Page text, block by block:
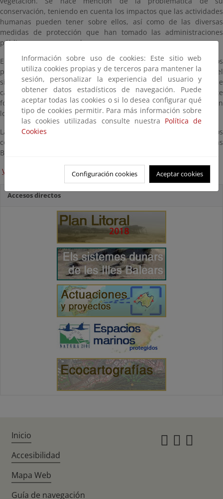
conservación, teniendo en cuenta los impactos que las actividades
humanas pueden tener sobre ellos, así como de las diversas
medidas de protección que han tomado las administraciones
públicas para preservarlos.
En una segunda parte se lleva a cabo un recorrido a través de los
principales sistemas dunares de las Islas Baleares, mediante el
sistema de una ficha básica con las características esenciales de
cada uno de ellos. Esa parte del trabajo se ha ilustrado mediante
fotografías representativas, así como mapas e imágenes aéreas en
los que se localizan los mismos.
Las fotografías y ejemplos corresponden, incluso en los
contenidos de carácter general al ámbito territorial de las Islas
Baleares.
Ver presentación (en catalán)
Accesos directos
Información sobre uso de cookies: Este sitio web
utiliza cookies propias y de terceros para mantener la
sesión, personalizar la experiencia del usuario y
obtener datos estadísticos de navegación. Puede
aceptar todas las cookies o si lo desea configurar qué
tipo de cookies permitir. Para más información sobre
las cookies utilizadas consulte nuestra Política de
Cookies
Configuración cookies Aceptar cookies
Inicio
Accesibilidad
Mapa Web
Guía de navegación